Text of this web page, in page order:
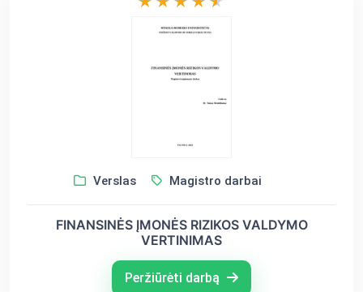
Verslas Magistro darbai
FINANSINĖS ĮMONĖS RIZIKOS VALDYMO
VERTINIMAS
Peržiūrėti darbą